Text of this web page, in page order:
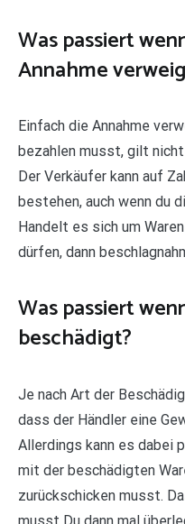
Was passiert
Annahme
Einfach die Annahme
bezahlen musst, gilt
Der Verkäufer kann auf
bestehen, auch wenn du
Handelt es sich um
dürfen, dann
Was passiert
beschädigt?
Je nach Art der
dass der Händler eine
Allerdings kann es dabei
mit der beschädigten
zurückschicken musst.